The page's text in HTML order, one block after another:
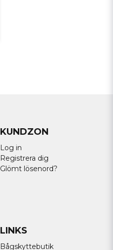
KUNDZON
Log in
Registrera dig
Glömt lösenord?
LINKS
Bågskyttebutik